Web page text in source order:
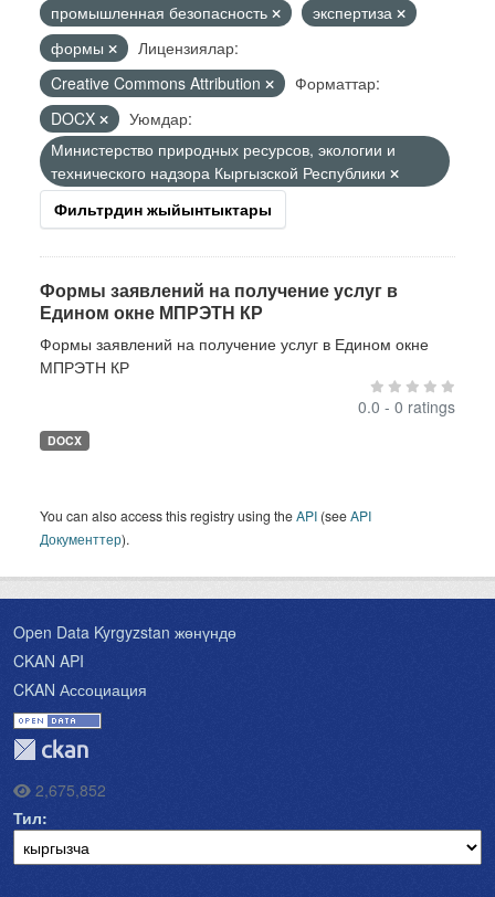
промышленная безопасность
экспертиза
формы
Лицензиялар:
Creative Commons Attribution
Форматтар:
DOCX
Уюмдар:
Министерство природных ресурсов, экологии и
технического надзора Кыргызской Республики
Фильтрдин жыйынтыктары
Формы заявлений на получение услуг в
Едином окне МПРЭТН КР
Формы заявлений на получение услуг в Едином окне
МПРЭТН КР
0.0 - 0 ratings
DOCX
You can also access this registry using theAPI (seeAPI
Документтер).
Open Data Kyrgyzstan жөнүндө
CKAN API
CKAN Ассоциация
2,675,852
Тил